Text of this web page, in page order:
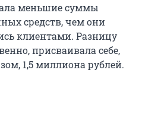
меньшие суммы
средств, чем они
клиентами. Разницу
присваивала себе,
1,5 миллиона рублей.